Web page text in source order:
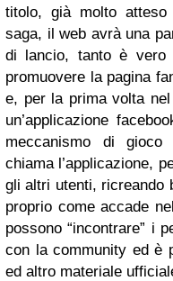
titolo, già molto
saga, il web avrà una
di lancio, tanto è vero
promuovere la pagina
e, per la prima volta
un’applicazione
meccanismo di gioco
chiama l’applicazione,
gli altri utenti, ricreando
proprio come accade
possono “incontrare” i
con la community ed è
ed altro materiale